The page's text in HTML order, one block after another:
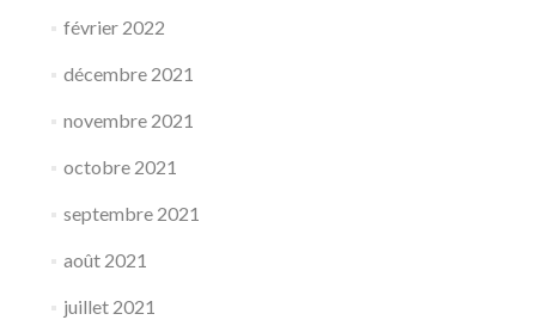
février 2022
décembre 2021
novembre 2021
octobre 2021
septembre 2021
août 2021
juillet 2021